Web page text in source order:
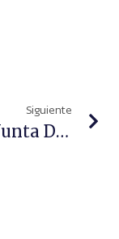
Siguiente
Nueva Junta De Gobierno Del COF Córdoba